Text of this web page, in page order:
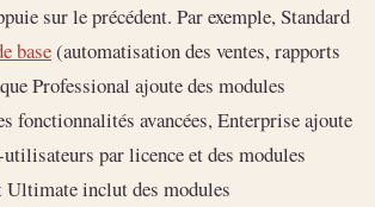
sur le précédent. Par exemple, Standard
base(automatisation des ventes, rapports
Professional ajoute des modules
fonctionnalités avancées, Enterprise ajoute
par licence et des modules
Ultimate inclut des modules